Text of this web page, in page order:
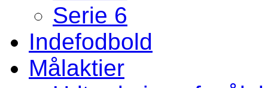
Serie 6
Indefodbold
Målaktier